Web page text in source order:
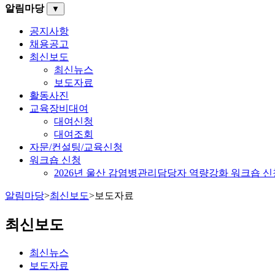
알림마당 ▼
공지사항
채용공고
최신보도
최신뉴스
보도자료
활동사진
교육장비대여
대여신청
대여조회
자문/컨설팅/교육신청
워크숍 신청
2026년 울산 감염병관리담당자 역량강화 워크숍 신
알림마당>최신보도>보도자료
최신보도
최신뉴스
보도자료